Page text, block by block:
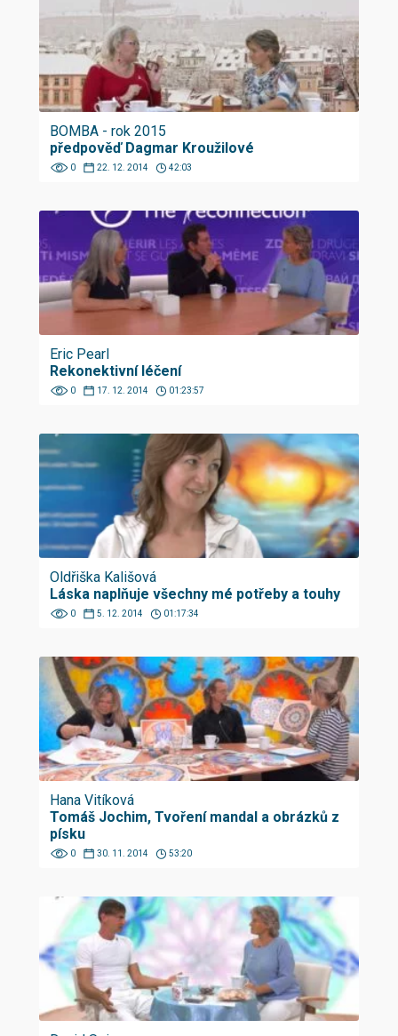
BOMBA - rok 2015
předpověď Dagmar Kroužilové
0 22. 12. 2014 42:03
Eric Pearl
Rekonektivní léčení
0 17. 12. 2014 01:23:57
Oldřiška Kališová
Láska naplňuje všechny mé potřeby a touhy
0 5. 12. 2014 01:17:34
Hana Vitíková
Tomáš Jochim, Tvoření mandal a obrázků z
písku
0 30. 11. 2014 53:20